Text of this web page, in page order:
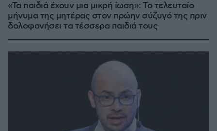
«Τα παιδιά έχουν μια μικρή ίωση»: Το τελευταίο
μήνυμα της μητέρας στον πρώην σύζυγό της πριν
δολοφονήσει τα τέσσερα παιδιά τους